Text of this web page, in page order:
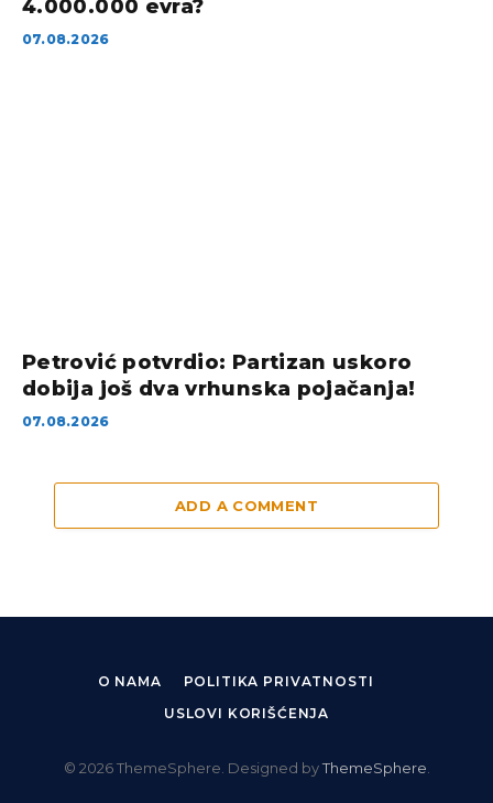
4.000.000 evra?
07.08.2026
Petrović potvrdio: Partizan uskoro
dobija još dva vrhunska pojačanja!
07.08.2026
ADD A COMMENT
O NAMA
POLITIKA PRIVATNOSTI
USLOVI KORIŠĆENJA
© 2026 ThemeSphere. Designed byThemeSphere